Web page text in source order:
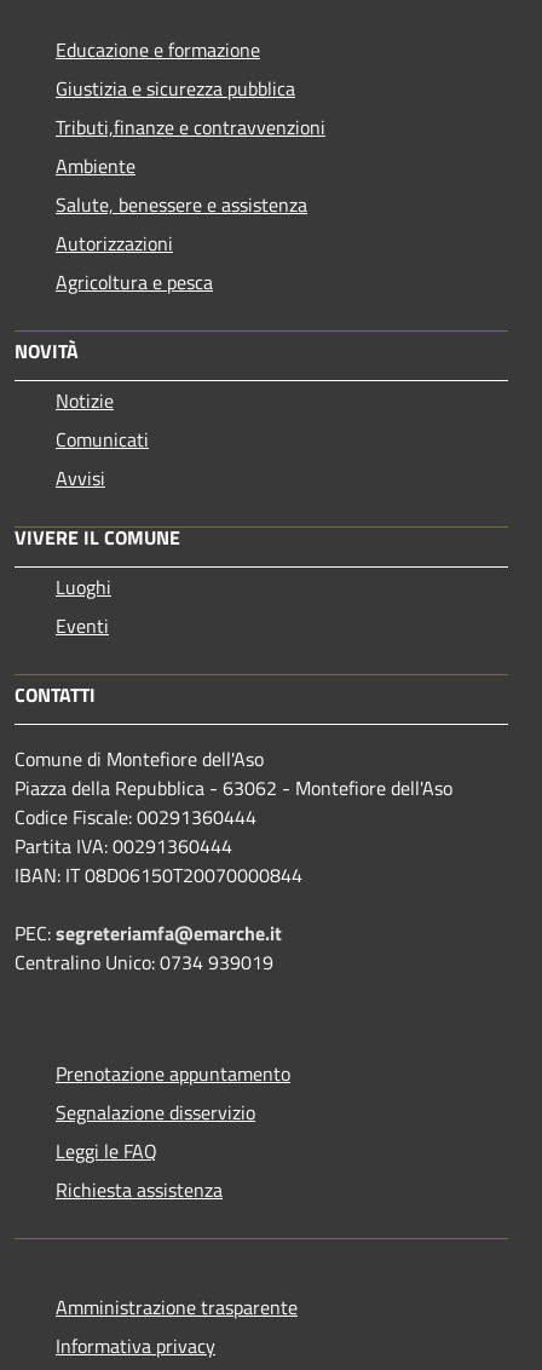
Educazione e formazione
Giustizia e sicurezza pubblica
Tributi,finanze e contravvenzioni
Ambiente
Salute, benessere e assistenza
Autorizzazioni
Agricoltura e pesca
NOVITÀ
Notizie
Comunicati
Avvisi
VIVERE IL COMUNE
Luoghi
Eventi
CONTATTI
Comune di Montefiore dell'Aso
Piazza della Repubblica - 63062 - Montefiore dell'Aso
Codice Fiscale: 00291360444
Partita IVA: 00291360444
IBAN: IT 08D06150T20070000844
PEC:segreteriamfa@emarche.it
Centralino Unico: 0734 939019
Prenotazione appuntamento
Segnalazione disservizio
Leggi le FAQ
Richiesta assistenza
Amministrazione trasparente
Informativa privacy